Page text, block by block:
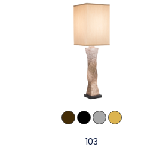
103